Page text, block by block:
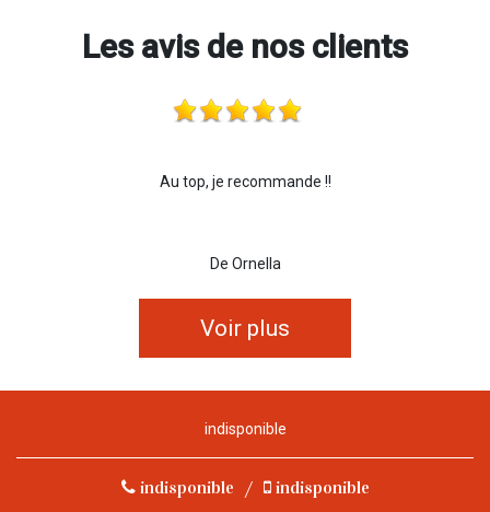
Les avis de nos clients
Au top, je recommande !!
De Ornella
Voir plus
indisponible
indisponible / indisponible